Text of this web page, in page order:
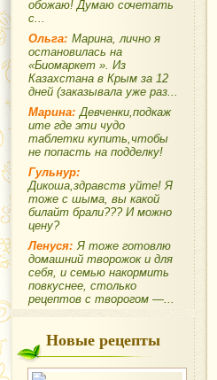
обожаю! Думаю сочетать
с...
Ольга: Марина, лично я
остановилась на
«Биомаркет ». Из
Казахстана в Крым за 12
дней (заказывала уже раз...
Марина: Девченки,подкаж
ите где эти чудо
таблетки купить,чтобы
не попасть на подделку!
Гульнур:
Дикоша,здравств уйте! Я
тоже с шыма, вы какой
билайт брали??? И можно
цену?
Ленуся: Я тоже готовлю
домашний творожок и для
себя, и семью накормить
повкуснее, столько
рецептов с творогом —...
Новые рецепты